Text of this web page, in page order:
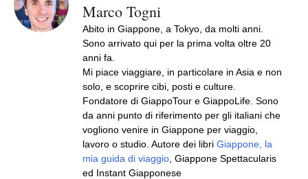
Marco Togni
Abito in Giappone, a Tokyo, da molti anni.
Sono arrivato qui per la prima volta oltre 20
anni fa.
Mi piace viaggiare, in particolare in Asia e non
solo, e scoprire cibi, posti e culture.
Fondatore di GiappoTour e GiappoLife. Sono
da anni punto di riferimento per gli italiani che
vogliono venire in Giappone per viaggio,
lavoro o studio. Autore dei libri Giappone, la
mia guida di viaggio , Giappone Spettacularis
ed Instant Giapponese